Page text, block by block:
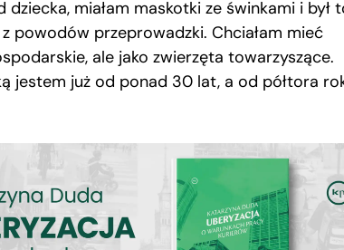
dziecka, miałam maskotki ze świnkami i był
powodów przeprowadzki. Chciałam mieć
ale jako zwierzęta towarzyszące.
jestem już od ponad 30 lat, a od półtora